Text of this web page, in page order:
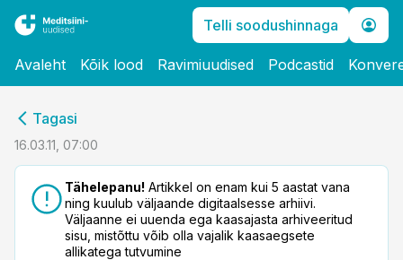
Telli soodushinnaga
Avaleht Kõik lood Ravimiuudised Podcastid
Tagasi
16.03.11, 07:00
Tähelepanu! Artikkel on enam kui 5 aastat vana
ning kuulub väljaande digitaalsesse arhiivi.
Väljaanne ei uuenda ega kaasajasta arhiveeritud
sisu, mistõttu võib olla vajalik kaasaegsete
allikatega tutvumine